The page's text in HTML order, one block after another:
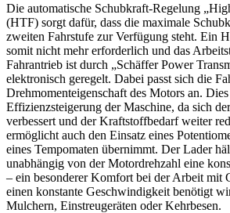
Die automatische Schubkraft-Regelung
(HTF) sorgt dafür, dass die maximale
zweiten Fahrstufe zur Verfügung steht. Ein
somit nicht mehr erforderlich und das
Fahrantrieb ist durch „Schäffer Power
elektronisch geregelt. Dabei passt sich die
Drehmomenteigenschaft des Motors an.
Effizienzsteigerung der Maschine, da sich
verbessert und der Kraftstoffbedarf weiter
ermöglicht auch den Einsatz eines
eines Tempomaten übernimmt. Der Lader
unabhängig von der Motordrehzahl eine
– ein besonderer Komfort bei der Arbeit mit
einen konstante Geschwindigkeit benötigt
Mulchern, Einstreugeräten oder Kehrbesen.